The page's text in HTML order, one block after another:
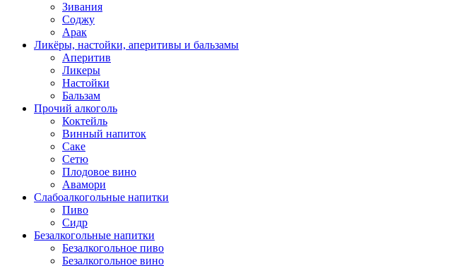
Зивания
Соджу
Арак
Ликёры, настойки, аперитивы и бальзамы
Аперитив
Ликеры
Настойки
Бальзам
Прочий алкоголь
Коктейль
Винный напиток
Саке
Сетю
Плодовое вино
Авамори
Слабоалкогольные напитки
Пиво
Сидр
Безалкогольные напитки
Безалкогольное пиво
Безалкогольное вино